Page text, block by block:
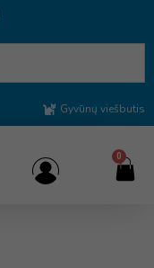
Gyvūnų viešbutis
0